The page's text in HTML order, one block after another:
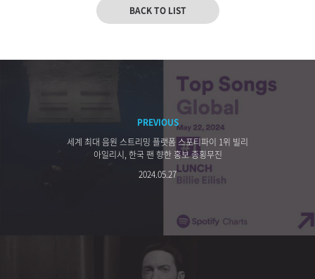
BACK TO LIST
PREVIOUS
세계 최대 음원 스트리밍 플랫폼 스포티파이 1위 빌리
아일리시, 한국 팬 향한 홍보 종횡무진
2024.05.27